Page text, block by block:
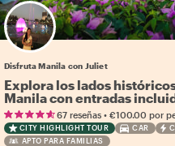
Disfruta Manila con Juliet
Explora los lados
Manila con entradas
67 reseñas• €100.00 por
CITY HIGHLIGHT TOUR CAR
APTO PARA FAMILIAS